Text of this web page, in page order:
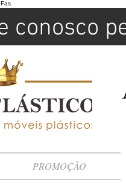
PROMOÇÃO
conosco